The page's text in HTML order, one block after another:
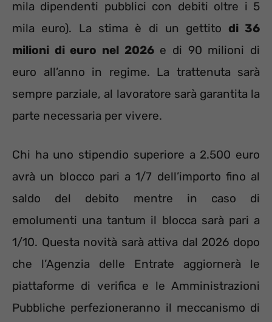
mila dipendenti pubblici con debiti oltre i 5
mila euro). La stima è di un gettito di 36
milioni di euro nel 2026e di 90 milioni di
euro all’anno in regime. La trattenuta sarà
sempre parziale, al lavoratore sarà garantita la
parte necessaria per vivere.
Chi ha uno stipendio superiore a 2.500 euro
avrà un blocco pari a 1/7 dell’importo fino al
saldo del debito mentre in caso di
emolumenti una tantum il blocca sarà pari a
1/10. Questa novità sarà attiva dal 2026 dopo
che l’Agenzia delle Entrate aggiornerà le
piattaforme di verifica e le Amministrazioni
Pubbliche perfezioneranno il meccanismo di